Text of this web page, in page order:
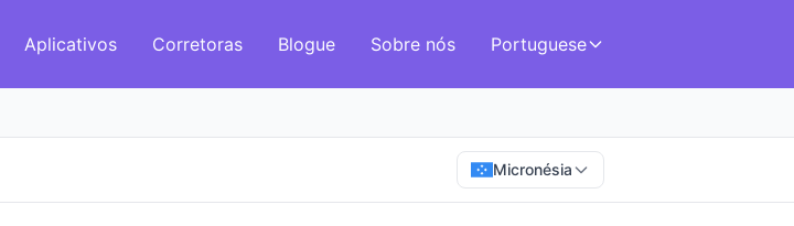
Aplicativos Corretoras Blogue Sobre nós Portuguese
Micronésia